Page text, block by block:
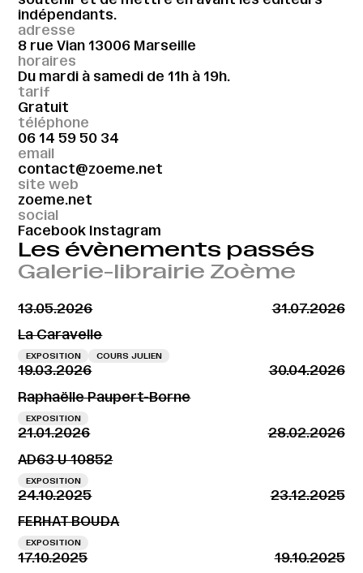
adresse
8 rue Vian 13006 Marseille
horaires
Du mardi à samedi de 11h à 19h.
tarif
Gratuit
téléphone
06 14 59 50 34
email
contact@zoeme.net
site web
zoeme.net
social
Facebook Instagram
indépendants.
Les évènements passés
Galerie-librairie Zoème
13.05.2026
31.07.2026
La Caravelle
EXPOSITION COURS JULIEN
19.03.2026
30.04.2026
Raphaëlle Paupert-Borne
EXPOSITION
21.01.2026
28.02.2026
AD63 U 10852
EXPOSITION
24.10.2025
23.12.2025
FERHAT BOUDA
EXPOSITION
17.10.2025
19.10.2025